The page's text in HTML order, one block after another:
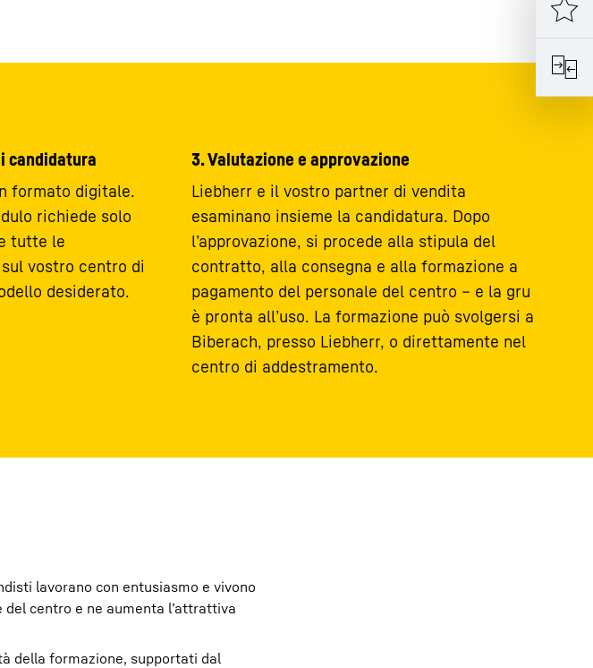
candidatura
formato digitale.
richiede solo
tutte le
vostro centro di
desiderato.
3. Valutazione e approvazione
Liebherr e il vostro partner di vendita
esaminano insieme la candidatura. Dopo
l’approvazione, si procede alla stipula del
contratto, alla consegna e alla formazione a
pagamento del personale del centro – e la gru
è pronta all’uso. La formazione può svolgersi a
Biberach, presso Liebherr, o direttamente nel
centro di addestramento.
lavorano con entusiasmo e vivono
centro e ne aumenta l’attrattiva
della formazione, supportati dal